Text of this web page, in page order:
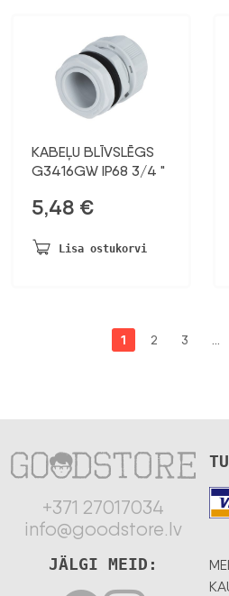
KABEĻU BLĪVSLĒGS
G3416GW IP68 3/4 "
5,48 €
Lisa ostukorvi
1 2 3 …
+371 27017034
info@goodstore.lv
JÄLGI MEID: